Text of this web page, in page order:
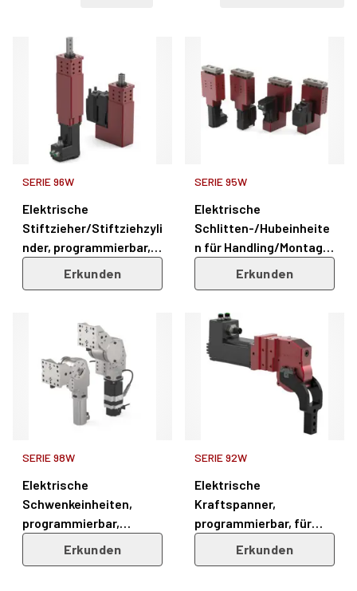
SERIE 96W
Elektrische
Stiftzieher/Stiftziehzyli
nder, programmierbar,
für präzises Fixieren
von Blechen – Serie 96W
Erkunden
SERIE 95W
Elektrische
Schlitten-/Hubeinheite
n für Handling/Montage
– Serie 95WErkunden
SERIE 98W
Elektrische
Schwenkeinheiten,
programmierbar,
kompakt, kraftvoll,
robust – Serie 98W
Erkunden
SERIE 92W
Elektrische
Kraftspanner,
programmierbar, für
automatisierte
Prozesse – Serie 92W
Erkunden